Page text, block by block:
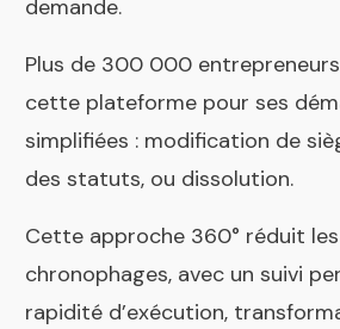
demande.
Plus de 300 000
cette plateforme pour ses
simplifiées : modification de
des statuts, ou dissolution.
Cette approche 360° réduit
chronophages, avec un suivi
rapidité d’exécution,